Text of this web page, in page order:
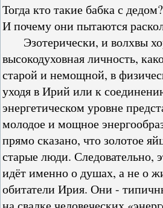
Тогда кто такие бабка с дедом?
И почему они пытаются
Эзотерически, и волхвы
высокодуховная личность,
старой и немощной, в
уходя в Ирий или к
энергетическом уровне
молодое и мощное
прямо сказано, что золотое
старые люди. Следовательно,
идёт именно о душах, а не о
обитатели Ирия. Они -